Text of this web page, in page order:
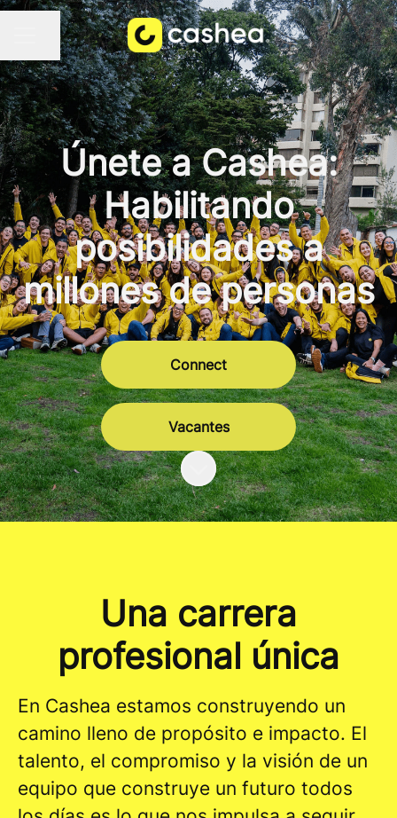
MENÚ DE EMPLEO
Compartir página
Únete a Cashea:
Habilitando
posibilidades a
millones de personas
Connect
Vacantes
Más contenido
Una carrera
profesional única
En Cashea estamos construyendo un
camino lleno de propósito e impacto. El
talento, el compromiso y la visión de un
equipo que construye un futuro todos